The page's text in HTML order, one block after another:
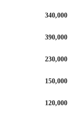
340,000
390,000
230,000
150,000
120,000